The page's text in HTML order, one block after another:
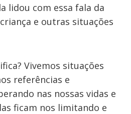
lidou com essa fala da
e outras situações
Vivemos situações
referências e
nas nossas vidas e
ficam nos limitando e